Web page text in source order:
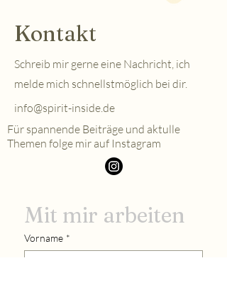
Kontakt
Schreib mir gerne eine Nachricht, ich
melde mich schnellstmöglich bei dir.
info@spirit-inside.de
Für spannende Beiträge und aktulle
Themen folge mir auf Instagram
Mit mir arbeiten
Vorname *